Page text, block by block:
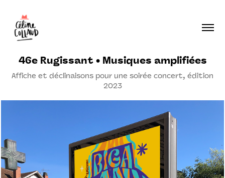
46e Rugissant • Musiques amplifiées
Affiche et déclinaisons pour une soirée concert, édition
2023